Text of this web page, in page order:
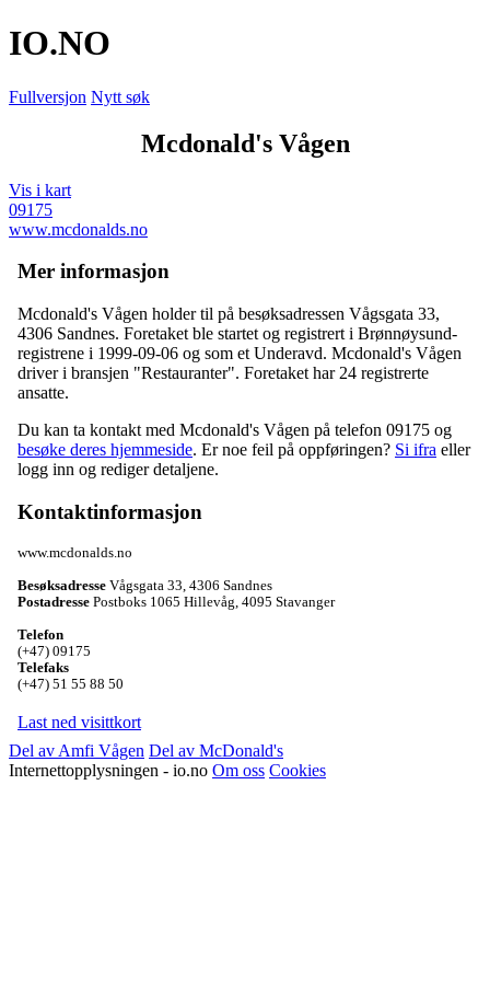
IO.NO
Fullversjon Nytt søk
Mcdonald's Vågen
Vis i kart
09175
www.mcdonalds.no
Mer informasjon
Mcdonald's Vågen holder til på besøksadressen Vågsgata 33,
4306 Sandnes. Foretaket ble startet og registrert i Brønnøysund-
registrene i 1999-09-06 og som et Underavd. Mcdonald's Vågen
driver i bransjen "Restauranter". Foretaket har 24 registrerte
ansatte.
Du kan ta kontakt med Mcdonald's Vågen på telefon 09175 og
besøke deres hjemmeside. Er noe feil på oppføringen? Si ifra eller
logg inn og rediger detaljene.
Kontaktinformasjon
www.mcdonalds.no
Besøksadresse Vågsgata 33 4306 Sandnes
Postadresse Postboks 1065 Hillevåg 4095 Stavanger
Telefon
(+47) 09175
Telefaks
(+47) 51 55 88 50
Last ned visittkort
Del av Amfi Vågen Del av McDonald's
Internettopplysningen - io.no Om oss Cookies